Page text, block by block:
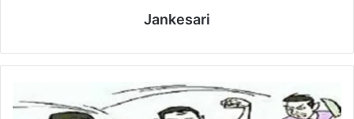
Jankesari
त्नी